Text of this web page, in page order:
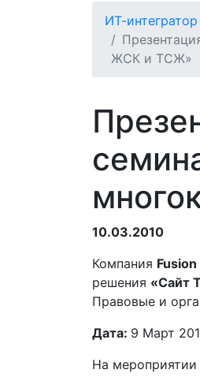
ИТ-
ЖСК и ТСЖ»
10.03.2010
Компания Fusion
решения «Сайт
Правовые и
Дата: 9 Март
На